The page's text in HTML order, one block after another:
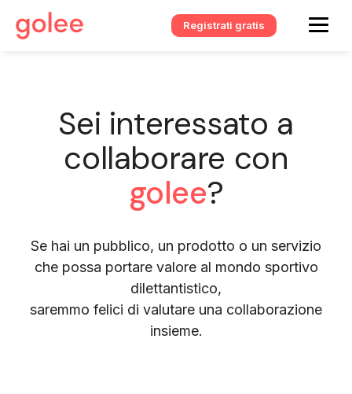
Registrati gratis
Sei interessato a
collaborare con
golee?
Se hai un pubblico, un prodotto o un servizio
che possa portare valore al mondo sportivo
dilettantistico,
saremmo felici di valutare una collaborazione
insieme.